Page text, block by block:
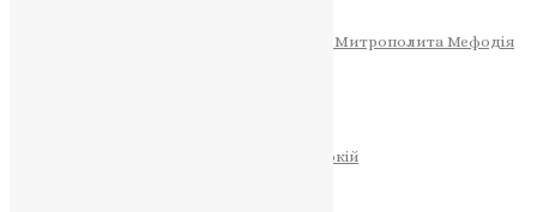
Фонд Пам’яті Блаженнішого Митрополита Мефодія
Записки за здоров’я та за упокій